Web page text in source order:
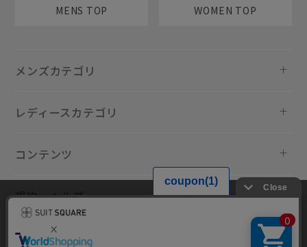
MENS TOP WOMEN TOP
メンズカテゴリ
レディースカテゴリ
コンテンツ
規約・ヘルプ
当サイトでは利用体験の向上およびコンテンツの最適な提供、トラフィ
ックの分析を目的としてCookieを使用しています。サイトの閲覧を継続